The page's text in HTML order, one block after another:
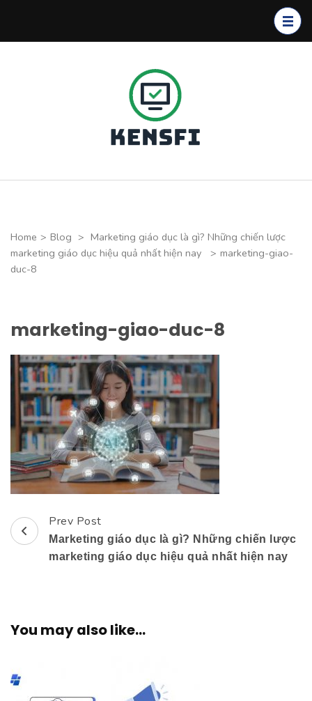
Home > Blog > Marketing giáo dục là gì? Những chiến lược
marketing giáo dục hiệu quả nhất hiện nay
> marketing-giao-
duc-8
marketing-giao-duc-8
Post
Navigation
Prev Post
Marketing giáo dục là gì? Những chiến lược
marketing giáo dục hiệu quả nhất hiện nay
You may also like...